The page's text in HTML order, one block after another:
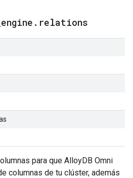
engine . relations
para que AlloyDB Omni
columnas de tu clúster, además